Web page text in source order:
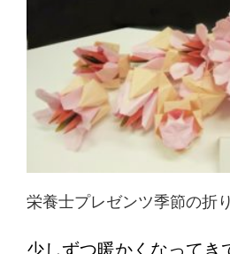
栄養士プレゼンツ季節の折
少しずつ暖かくなってき